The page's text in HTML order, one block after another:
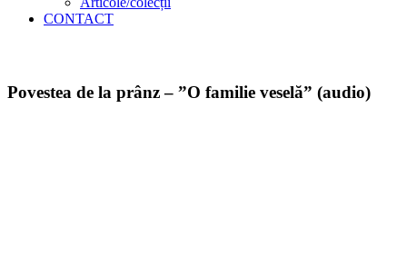
CONTACT
Povestea de la prânz – ”O familie veselă” (audio)